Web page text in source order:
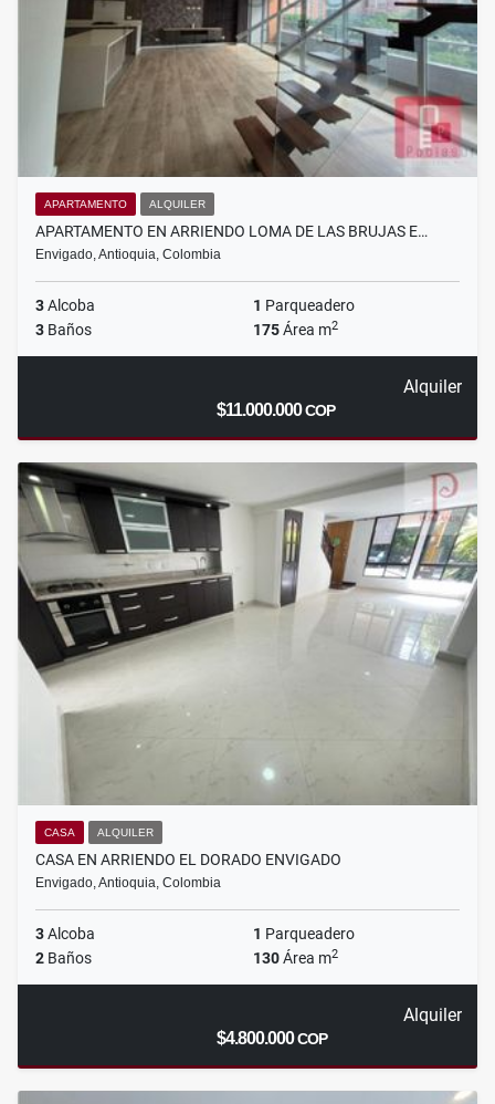
APARTAMENTO ALQUILER
APARTAMENTO EN ARRIENDO LOMA DE LAS BRUJAS E…
Envigado, Antioquia, Colombia
3Alcoba 1 Parqueadero
3 Baños 175Área m2
Alquiler
$11.000.000COP
CASA ALQUILER
CASA EN ARRIENDO EL DORADO ENVIGADO
Envigado, Antioquia, Colombia
3Alcoba 1 Parqueadero
2 Baños 130Área m2
Alquiler
$4.800.000COP